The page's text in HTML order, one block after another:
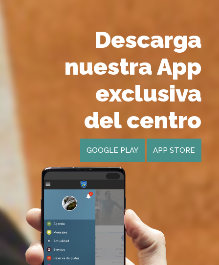
Descarga
nuestra App
exclusiva
del centro
GOOGLE PLAY APP STORE